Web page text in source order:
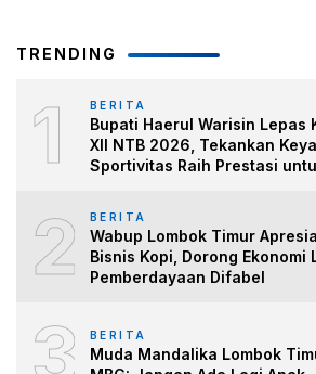
TRENDING
1 BERITA
Bupati Haerul Warisin Lepas
XII NTB 2026, Tekankan
Sportivitas Raih Prestasi
2 BERITA
Wabup Lombok Timur
Bisnis Kopi, Dorong Ekonomi
Pemberdayaan Difabel
3 BERITA
Muda Mandalika Lombok